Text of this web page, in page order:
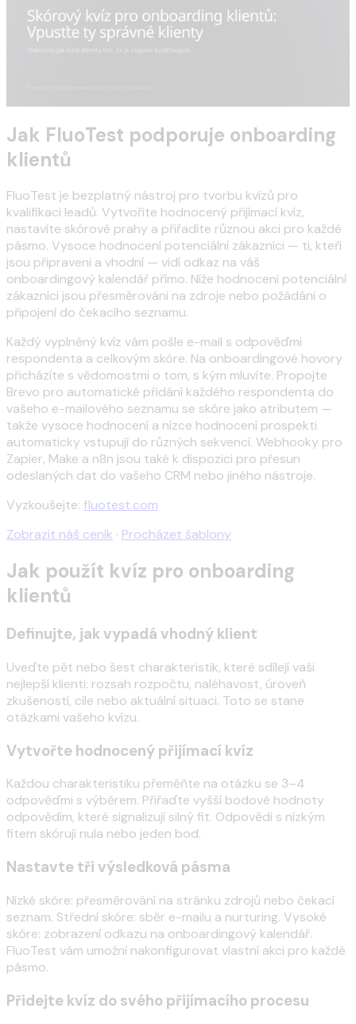
Jak FluoTest podporuje onboarding
klientů
FluoTest je bezplatný nástroj pro tvorbu kvízů pro
kvalifikaci leadů. Vytvoříte hodnocený přijímací kvíz,
nastavíte skórové prahy a přiřadíte různou akci pro každé
pásmo. Vysoce hodnocení potenciální zákazníci — ti, kteří
jsou připraveni a vhodní — vidí odkaz na váš
onboardingový kalendář přímo. Níže hodnocení potenciální
zákazníci jsou přesměrováni na zdroje nebo požádáni o
připojení do čekacího seznamu.
Každý vyplněný kvíz vám pošle e-mail s odpověďmi
respondenta a celkovým skóre. Na onboardingové hovory
přicházíte s vědomostmi o tom, s kým mluvíte. Propojte
Brevo pro automatické přidání každého respondenta do
vašeho e-mailového seznamu se skóre jako atributem —
takže vysoce hodnocení a nízce hodnocení prospekti
automaticky vstupují do různých sekvencí. Webhooky pro
Zapier, Make a n8n jsou také k dispozici pro přesun
odeslaných dat do vašeho CRM nebo jiného nástroje.
Vyzkoušejte: fluotest.com
Zobrazit náš ceník · Procházet šablony
Jak použít kvíz pro onboarding
klientů
Definujte, jak vypadá vhodný klient
Uveďte pět nebo šest charakteristik, které sdílejí vaši
nejlepší klienti: rozsah rozpočtu, naléhavost, úroveň
zkušeností, cíle nebo aktuální situaci. Toto se stane
otázkami vašeho kvízu.
Vytvořte hodnocený přijímací kvíz
Každou charakteristiku přeměňte na otázku se 3–4
odpověďmi s výběrem. Přiřaďte vyšší bodové hodnoty
odpovědím, které signalizují silný fit. Odpovědi s nízkým
fitem skórují nula nebo jeden bod.
Nastavte tři výsledková pásma
Nízké skóre: přesměrování na stránku zdrojů nebo čekací
seznam. Střední skóre: sběr e-mailu a nurturing. Vysoké
skóre: zobrazení odkazu na onboardingový kalendář.
FluoTest vám umožní nakonfigurovat vlastní akci pro každé
pásmo.
Přidejte kvíz do svého přijímacího procesu